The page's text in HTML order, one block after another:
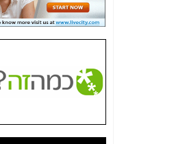
האם השר איוב קרא
היה צריך בכלל לחתום
האם ביבי וקרא קבלו
בכלל תמורה עבור
ההטבות הרגולטוריות